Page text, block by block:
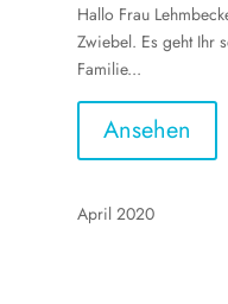
Hallo Frau
Zwiebel. Es geht Ihr
Familie...
Ansehen
April 2020